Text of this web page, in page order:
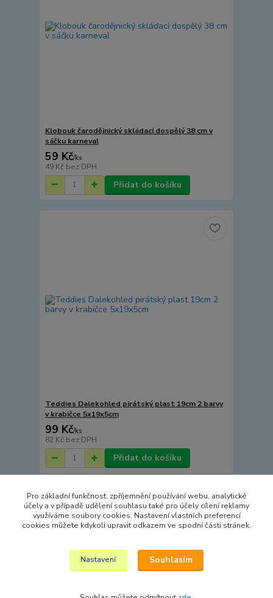
Klobouk čarodějnický skládací dospělý 38 cm v
sáčku karneval
59 Kč/ks
49 Kč bez DPH
Přidat do košíku
Teddies Dalekohled pirátský plast 19cm 2 barvy
v krabičce 5x19x5cm
99 Kč/ks
82 Kč bez DPH
Přidat do košíku
Načíst další produkty (15)
strana z 6další
Pro základní funkčnost, zpříjemnění používání webu, analytické
účely a v případě udělení souhlasu také pro účely cílení reklamy
využíváme soubory cookies. Nastavení vlastních preferencí
cookies můžete kdykoli upravit odkazem ve spodní části stránek.
Nastavení Souhlasím